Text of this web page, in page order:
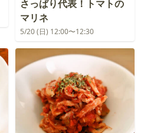
さっぱり代表！トマトの
マリネ
5/20 (日) 12:00〜12:30